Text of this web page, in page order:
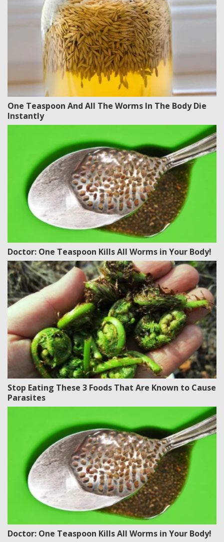
One Teaspoon And All The Worms In The Body Die
Instantly
Doctor: One Teaspoon Kills All Worms in Your Body!
Stop Eating These 3 Foods That Are Known to Cause
Parasites
Doctor: One Teaspoon Kills All Worms in Your Body!